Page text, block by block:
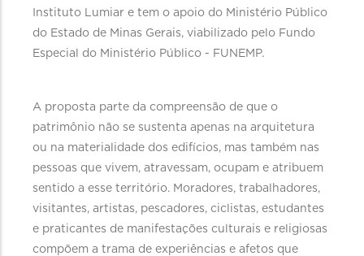
Instituto Lumiar e tem o apoio do Ministério Público
do Estado de Minas Gerais, viabilizado pelo Fundo
Especial do Ministério Público - FUNEMP.
A proposta parte da compreensão de que o
patrimônio não se sustenta apenas na arquitetura
ou na materialidade dos edifícios, mas também nas
pessoas que vivem, atravessam, ocupam e atribuem
sentido a esse território. Moradores, trabalhadores,
visitantes, artistas, pescadores, ciclistas, estudantes
e praticantes de manifestações culturais e religiosas
compõem a trama de experiências e afetos que